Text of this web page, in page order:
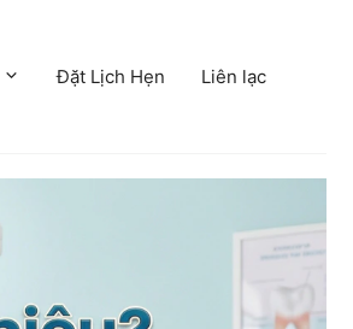
Đặt Lịch Hẹn Liên lạc